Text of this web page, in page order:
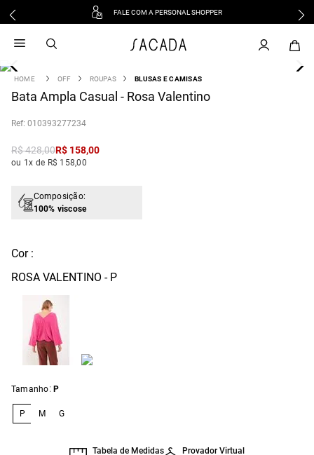
FALE COM A PERSONAL SHOPPER
OFF ROUPAS BLUSAS E CAMISAS
Bata Ampla Casual - Rosa Valentino
: 010393277234
R$428,00R$ 158,00
ou 1x de R$ 158,00
Composição:
100% viscose
Cor :
ROSA VALENTINO - P
Tamanho: P
P M G
Provador Virtual
Tabela de Medidas
vestido
3 º blusa
º tricot
º macacão
jeans
vestido curto